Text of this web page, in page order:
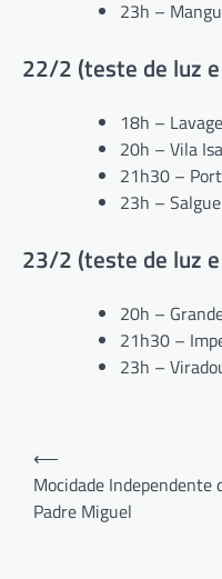
23h –
22/2 (teste de luz
18h –
20h – Vila
21h30 –
23h –
23/2 (teste de luz
20h –
21h30 –
23h –
Navegação
de
Post
⟵
Mocidade Independente
Padre Miguel